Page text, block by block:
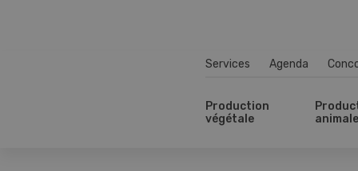
Services Agenda
Production
végétale
animale